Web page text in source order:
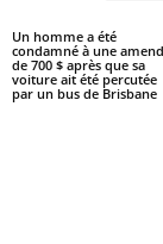
Un homme a été
condamné à une
de 700 $ après que sa
voiture ait été percutée
par un bus de Brisbane